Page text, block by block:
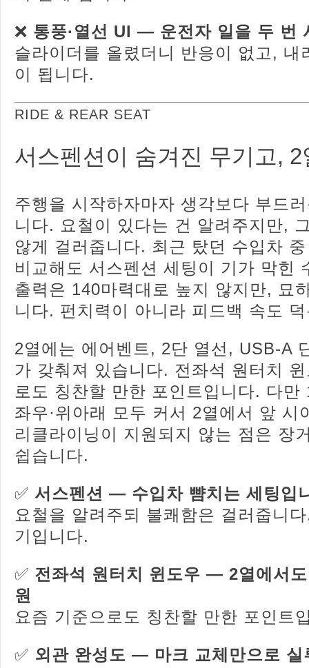
❌ 통풍·열선 UI — 운전자 일을 두 번
슬라이더를 올렸더니 반응이 없고, 내
이 됩니다.
RIDE & REAR SEAT
서스펜션이 숨겨진 무기고,
주행을 시작하자마자 생각보다 부드
니다. 요철이 있다는 건 알려주지만,
않게 걸러줍니다. 최근 탔던 수입차
비교해도 서스펜션 세팅이 기가 막힌
출력은 140마력대로 높지 않지만, 묘
니다. 펀치력이 아니라 피드백 속도
2열에는 에어벤트, 2단 열선, USB-A
가 갖춰져 있습니다. 전좌석 원터치
로도 칭찬할 만한 포인트입니다. 다만
좌우·위아래 모두 커서 2열에서 앞 시
리클라이닝이 지원되지 않는 점은 장
쉽습니다.
✅ 서스펜션 — 수입차 뺨치는 세팅입
요철을 알려주되 불쾌함은 걸러줍니
기입니다.
✅ 전좌석 원터치 윈도우 — 2열에서
원
요즘 기준으로도 칭찬할 만한 포인트
✅ 외관 완성도 — 마크 교체만으로 실